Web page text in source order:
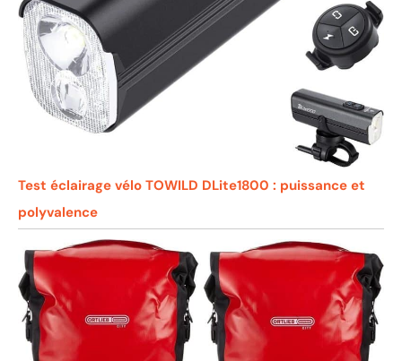
Test éclairage vélo TOWILD DLite1800 : puissance et
polyvalence